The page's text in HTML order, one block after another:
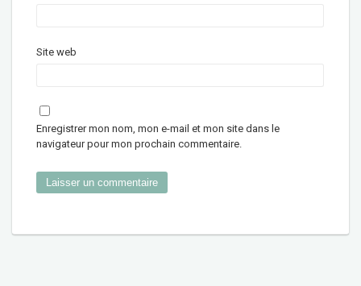
Site web
Enregistrer mon nom, mon e-mail et mon site dans le
navigateur pour mon prochain commentaire.